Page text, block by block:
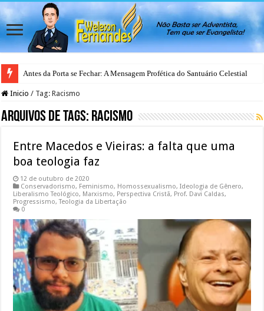
Antes da Porta se Fechar: A Mensagem Profética do Santuário Celestial
Inicio / Tag:Racismo
Arquivos de Tags: Racismo
Entre Macedos e Vieiras: a falta que uma
boa teologia faz
12 de outubro de 2020
Conservadorismo, Feminismo, Homossexualismo,Ideologia de Gênero,
Liberalismo Teológico, Marxismo, Perspectiva Cristã, Prof. Davi Caldas,
Progressismo,Teologia da Libertação
0